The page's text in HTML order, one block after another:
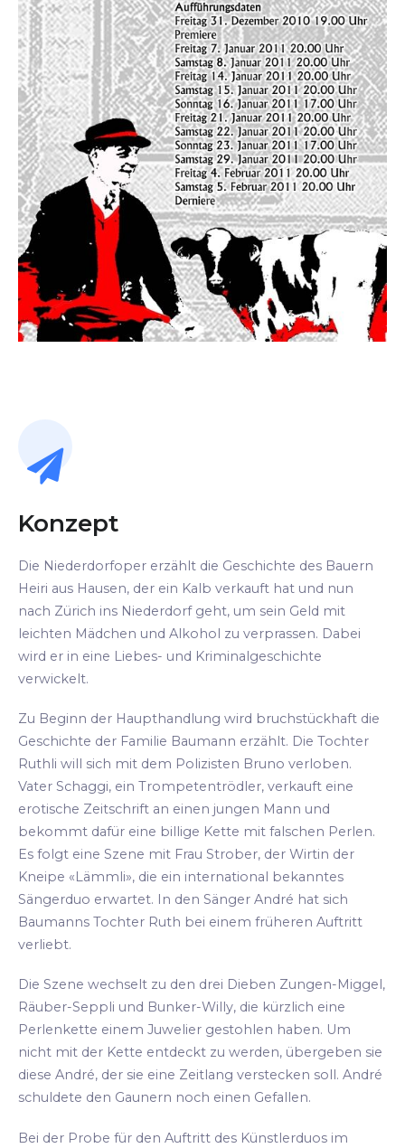
Konzept
Die Niederdorfoper erzählt die Geschichte des Bauern
Heiri aus Hausen, der ein Kalb verkauft hat und nun
nach Zürich ins Niederdorf geht, um sein Geld mit
leichten Mädchen und Alkohol zu verprassen. Dabei
wird er in eine Liebes- und Kriminalgeschichte
verwickelt.
Zu Beginn der Haupthandlung wird bruchstückhaft die
Geschichte der Familie Baumann erzählt. Die Tochter
Ruthli will sich mit dem Polizisten Bruno verloben.
Vater Schaggi, ein Trompetentrödler, verkauft eine
erotische Zeitschrift an einen jungen Mann und
bekommt dafür eine billige Kette mit falschen Perlen.
Es folgt eine Szene mit Frau Strober, der Wirtin der
Kneipe «Lämmli», die ein international bekanntes
Sängerduo erwartet. In den Sänger André hat sich
Baumanns Tochter Ruth bei einem früheren Auftritt
verliebt.
Die Szene wechselt zu den drei Dieben Zungen-Miggel,
Räuber-Seppli und Bunker-Willy, die kürzlich eine
Perlenkette einem Juwelier gestohlen haben. Um
nicht mit der Kette entdeckt zu werden, übergeben sie
diese André, der sie eine Zeitlang verstecken soll. André
schuldete den Gaunern noch einen Gefallen.
Bei der Probe für den Auftritt des Künstlerduos im